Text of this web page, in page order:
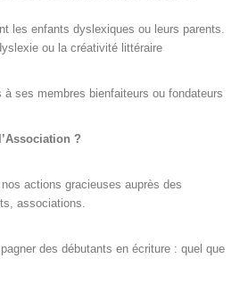
les enfants dyslexiques ou leurs parents.
ou la créativité littéraire
ses membres bienfaiteurs ou fondateurs
?
actions gracieuses auprès des
associations.
des débutants en écriture : quel que